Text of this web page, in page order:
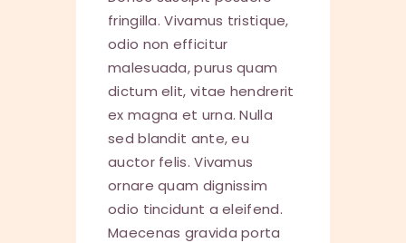
fringilla. Vivamus tristique,
odio non efficitur
malesuada, purus quam
dictum elit, vitae hendrerit
ex magna et urna. Nulla
sed blandit ante, eu
auctor felis. Vivamus
ornare quam dignissim
odio tincidunt a eleifend.
Maecenas gravida porta